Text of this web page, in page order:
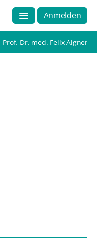
Anmelden
Prof. Dr. med. Felix Aigner